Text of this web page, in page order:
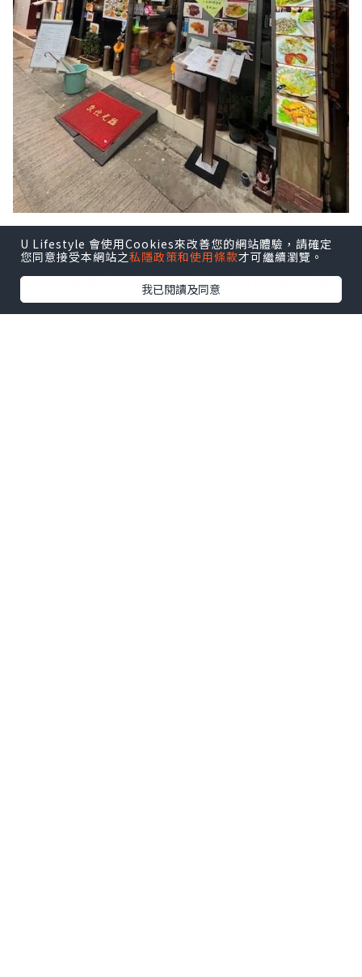
呢度提供多款泰式湯羹類，冬蔭公就飲得
多，叫客泰式北菇魚肚羹 ($68)，呢客係
小，足夠4人飲。
U Lifestyle 會使用Cookies來改善您的網站體驗，請確定
您同意接受本網站之私隱政策和使用條款才可繼續瀏覽。
我已閱讀及同意